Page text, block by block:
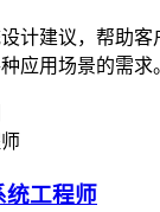
计建议，帮助
应用场景的需求
统工程师